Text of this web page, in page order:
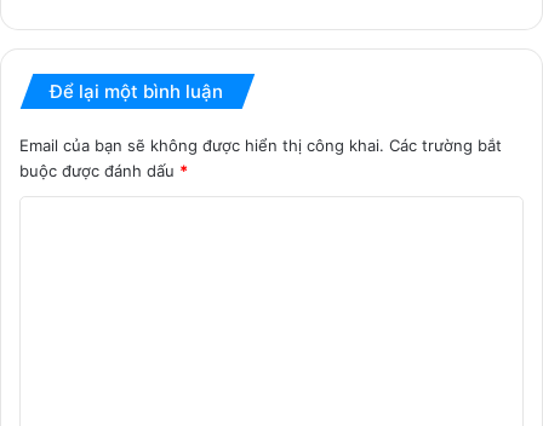
Để lại một bình luận
Email của bạn sẽ không được hiển thị công khai. Các trường bắt
buộc được đánh dấu *